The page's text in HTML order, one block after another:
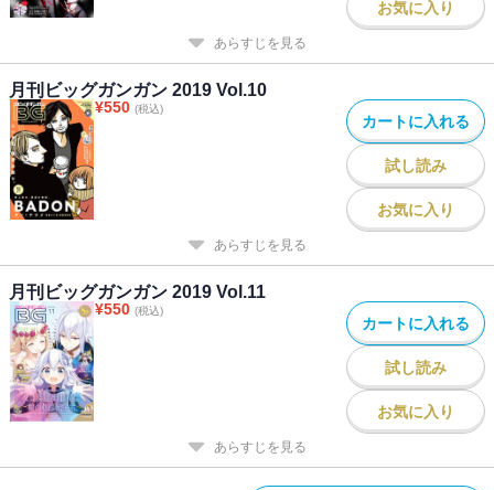
お気に入り
あらすじを見る
月刊ビッグガンガン 2019 Vol.10
¥550 (税込)
カートに入れる
試し読み
お気に入り
あらすじを見る
月刊ビッグガンガン 2019 Vol.11
¥550 (税込)
カートに入れる
試し読み
お気に入り
あらすじを見る